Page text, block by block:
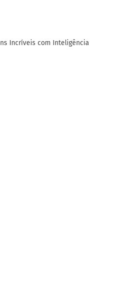
Incríveis com Inteligência